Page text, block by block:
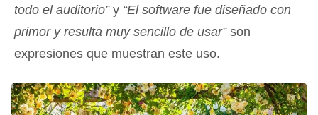
todo el auditorio”y “El software fue diseñado con
primor y resulta muy sencillo de usar”son
expresiones que muestran este uso.